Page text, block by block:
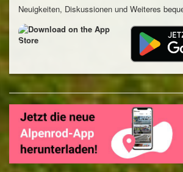
Neuigkeiten, Diskussionen und Weiteres